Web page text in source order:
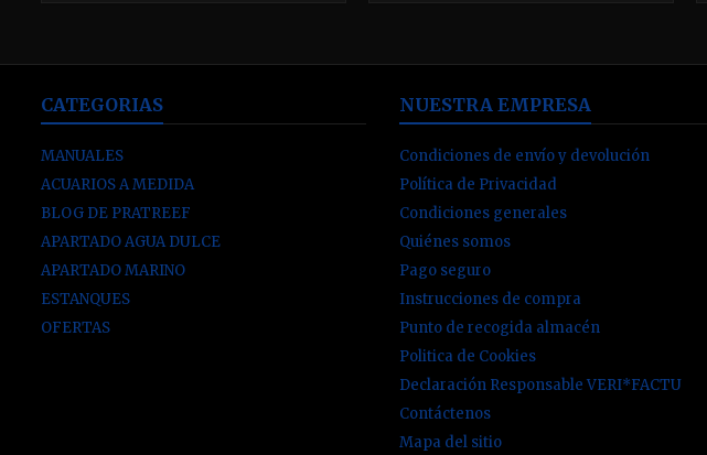
de su Skimmer de...
CATEGORIAS
MANUALES
ACUARIOS A MEDIDA
BLOG DE PRATREEF
APARTADO AGUA DULCE
APARTADO MARINO
ESTANQUES
OFERTAS
NUESTRA EMPRESA
Condiciones de envío y devolución
Política de Privacidad
Condiciones generales
Quiénes somos
Pago seguro
Instrucciones de compra
Punto de recogida almacén
Politica de Cookies
Declaración Responsable VERI*FACTU
Contáctenos
Mapa del sitio